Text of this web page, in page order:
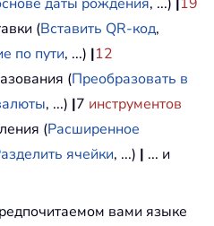
(Вставить QR-код,
по пути, ...) |12
(Преобразовать в
, ...) |7 инструментов
(Расширенное
ячейки, ...) | ... и
вами языке